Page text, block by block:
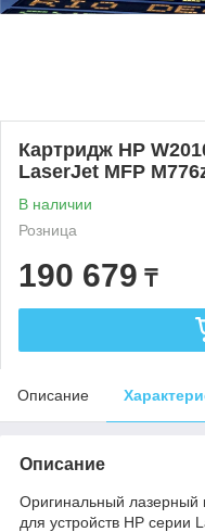
Картридж HP
LaserJet MFP
В наличии
Розница
190 679 ₸
Описание
Описание
Оригинальный лазерный
для устройств HP серии